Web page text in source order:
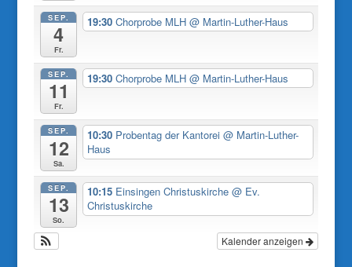
SEP.
4
Fr.
19:30Chorprobe MLH@ Martin-Luther-Haus
SEP.
11
Fr.
19:30Chorprobe MLH@ Martin-Luther-Haus
SEP.
12
Sa.
10:30 Probentag der Kantorei@ Martin-Luther-
Haus
SEP.
13
So.
10:15 Einsingen Christuskirche@ Ev.
Christuskirche
Kalender anzeigen